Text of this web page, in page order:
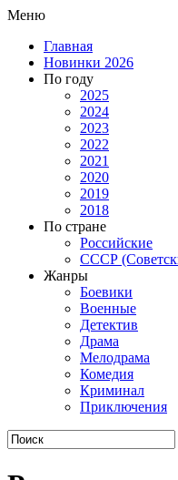
Меню
Главная
Новинки 2026
По году
2025
2024
2023
2022
2021
2020
2019
2018
По стране
Российские
СССР
Жанры
Боевики
Военные
Детектив
Драма
Мелодрама
Комедия
Криминал
Приключения